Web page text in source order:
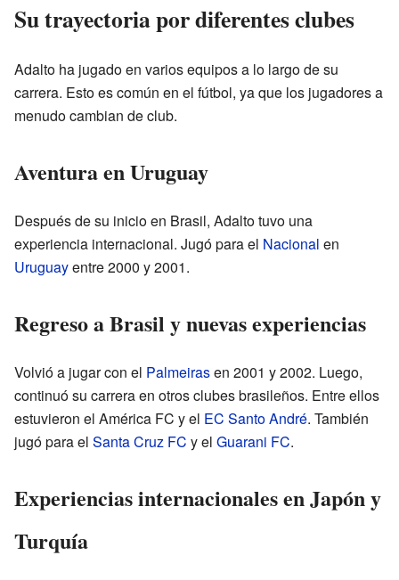
Su trayectoria por diferentes clubes
Adalto ha jugado en varios equipos a lo largo de su
carrera. Esto es común en el fútbol, ya que los jugadores a
menudo cambian de club.
Aventura en Uruguay
Después de su inicio en Brasil, Adalto tuvo una
experiencia internacional. Jugó para el Nacional en
Uruguayentre 2000 y 2001.
Regreso a Brasil y nuevas experiencias
Volvió a jugar con el Palmeirasen 2001 y 2002. Luego,
continuó su carrera en otros clubes brasileños. Entre ellos
estuvieron el América FC y el EC Santo André. También
jugó para el Santa Cruz FC y el Guarani FC.
Experiencias internacionales en Japón y
Turquía